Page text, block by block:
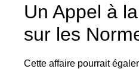
Un Appel à
sur les
Cette affaire pourrait